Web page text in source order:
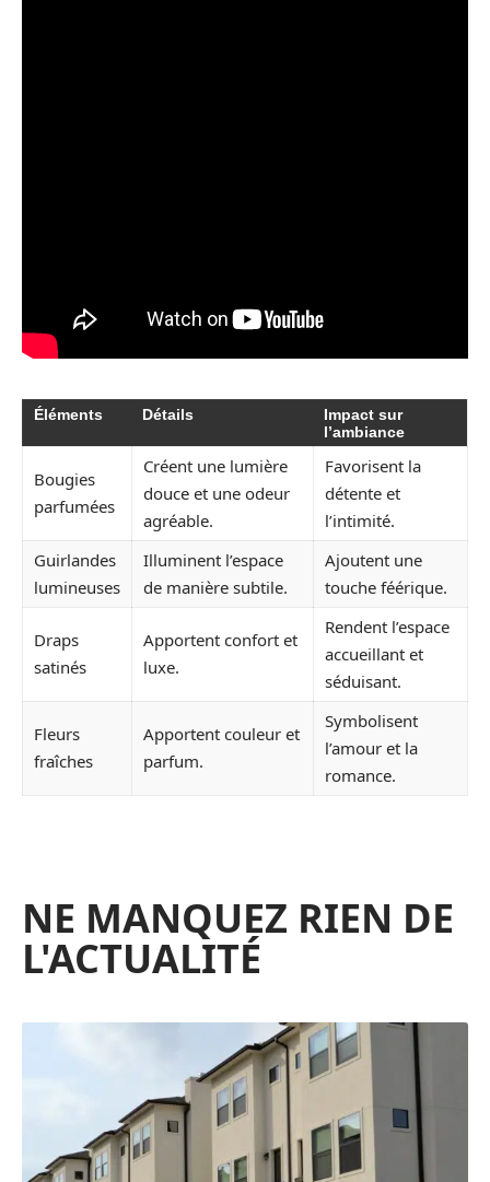
Éléments Détails
Impact sur
l’ambiance
Bougies
parfumées
Créent une lumière
douce et une odeur
agréable.
Favorisent la
détente et
l’intimité.
Guirlandes
lumineuses
Illuminent l’espace
de manière subtile.
Ajoutent une
touche féérique.
Draps
satinés
Apportent confort et
luxe.
Rendent l’espace
accueillant et
séduisant.
Fleurs
fraîches
Apportent couleur et
parfum.
Symbolisent
l’amour et la
romance.
NE MANQUEZ RIEN DE
L'ACTUALITÉ